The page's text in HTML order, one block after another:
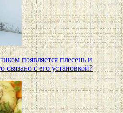
появляется плесень и
связано с его установкой?